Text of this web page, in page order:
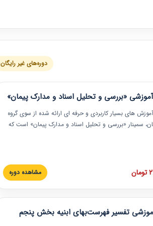
دوره‌های غیر رایگان
«بررسی و تحلیل اسناد و مدارک پیمان»
های بسیار کاربردی و حرفه‏ ای ارائه شده از سوی گروه
سمینار «بررسی و تحلیل اسناد و مدارک پیمان» است که
این خصوص ارائه شده است.
مشاهده دوره
تفسیر فهرست‌بهای ابنیه بخش پنجم